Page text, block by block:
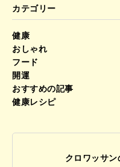
カテゴリー
健康
おしゃれ
フード
開運
おすすめの記事
健康レシピ
クロワッサ